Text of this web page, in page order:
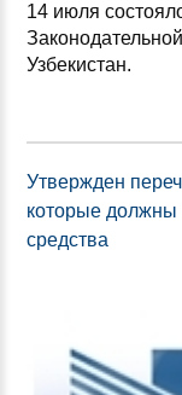
14 июля
Узбекистан.
Утвержден
которые должны
средства